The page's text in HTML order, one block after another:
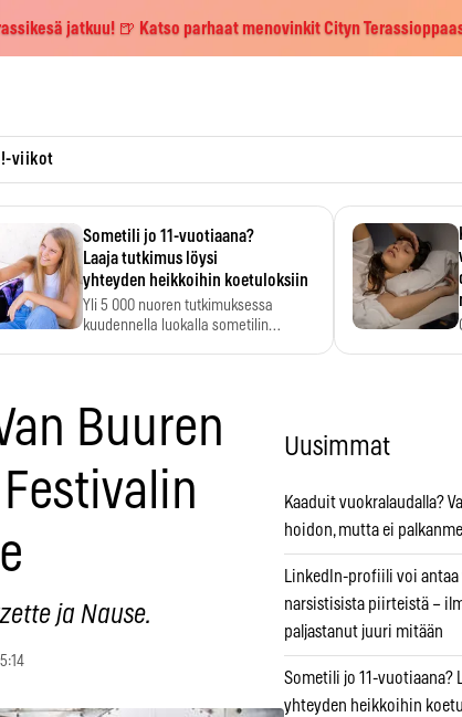
jatkuu! 🍺 Katso parhaat menovinkit Cityn
viikot
Sometili jo 11-vuotiaana?
Laaja tutkimus löysi
yhteyden heikkoihin koetuloksiin
Yli 5 000 nuoren tutkimuksessa
kuudennella luokalla sometilin…
Buuren
ja Nause.
Uusimmat
Kaaduit vuokralaudalla?
hoidon, mutta ei
LinkedIn-profiili voi
narsistisista piirteistä –
paljastanut juuri mitään
Sometili jo 11-vuotiaana?
yhteyden heikkoihin